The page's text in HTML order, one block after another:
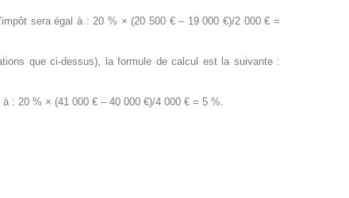
sera égal à : 20 % × (20 500 € – 19 000 €)/2 000 € =
que ci-dessus), la formule de calcul est la suivante :
: 20 % × (41 000 € – 40 000 €)/4 000 € = 5 %.